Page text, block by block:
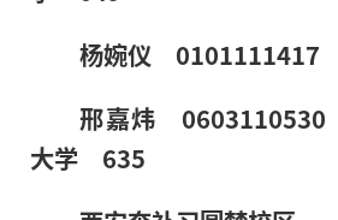
杨婉仪
邢嘉炜
大学 635